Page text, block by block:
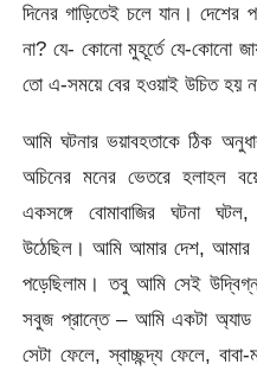
দিনের গাড়িতেই চলে যান। দেশের
না? যে- কোনো মুহূর্তে যে-কোনো
তো এ-সময়ে বের হওয়াই উচিত হয়
আমি ঘটনার ভয়াবহতাকে ঠিক
অচিনের মনের ভেতরে হলাহল
একসঙ্গে বোমাবাজির ঘটনা
উঠেছিল। আমি আমার দেশ, আমার
পড়েছিলাম। তবু আমি সেই
সবুজ প্রান্তে – আমি একটা অ্যাড
সেটা ফেলে, স্বাচ্ছন্দ্য ফেলে,